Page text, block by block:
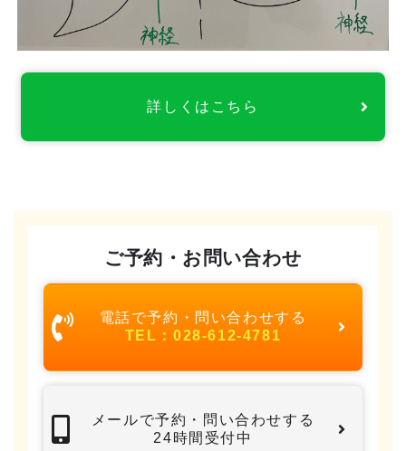
詳しくはこちら
ご予約・お問い合わせ
電話で予約・問い合わせする
TEL：028-612-4781
メールで予約・問い合わせする
24時間受付中